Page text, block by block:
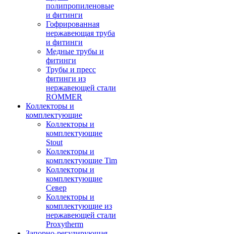
полипропиленовые
и фитинги
Гофрированная
нержавеющая труба
и фитинги
Медные трубы и
фитинги
Трубы и пресс
фитинги из
нержавеющей стали
ROMMER
Коллекторы и
комплектующие
Коллекторы и
комплектующие
Stout
Коллекторы и
комплектующие Tim
Коллекторы и
комплектующие
Север
Коллекторы и
комплектующие из
нержавеющей стали
Proxytherm